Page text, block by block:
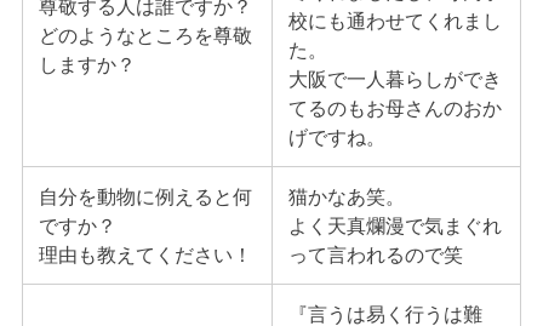
尊敬する人は誰ですか？
どのようなところを尊敬
しますか？
校にも通わせてくれまし
た。
大阪で一人暮らしができ
てるのもお母さんのおか
げですね。
自分を動物に例えると何
ですか？
理由も教えてください！
猫かなあ笑。
よく天真爛漫で気まぐれ
って言われるので笑
『言うは易く行うは難